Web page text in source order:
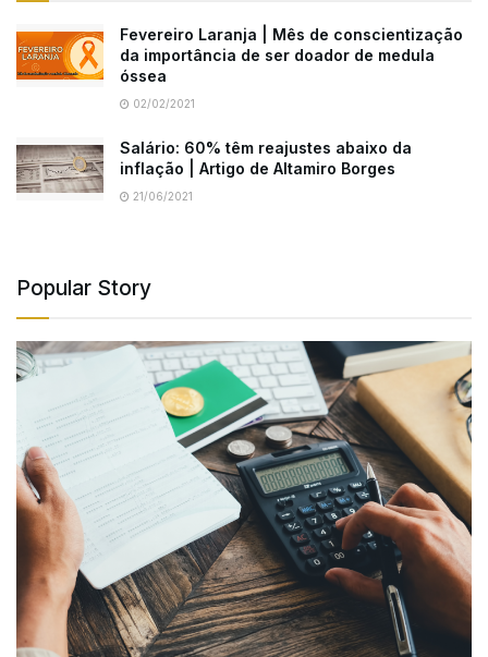
Fevereiro Laranja | Mês de conscientização
da importância de ser doador de medula
óssea
02/02/2021
Salário: 60% têm reajustes abaixo da
inflação | Artigo de Altamiro Borges
21/06/2021
Popular Story